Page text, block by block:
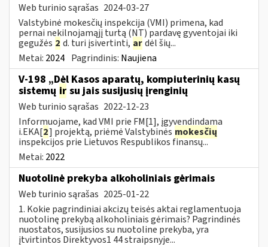
Web turinio sąrašas 2024-03-27
Valstybinė mokesčių inspekcija (VMI) primena, kad
pernai nekilnojamąjį turtą (NT) pardavę gyventojai iki
gegužės 2 d. turi įsivertinti, ardėl šių...
Metai: 2024 Pagrindinis: Naujiena
V-198 „Dėl Kasos aparatų, kompiuterinių kasų
sistemų ir su jais susijusių įrenginių
Web turinio sąrašas 2022-12-23
Informuojame, kad VMI prie FM[1], įgyvendindama
i.EKA[2] projektą, priėmė Valstybinės mokesčių
inspekcijos prie Lietuvos Respublikos finansų...
Metai: 2022
Nuotolinė prekyba alkoholiniais gėrimais
Web turinio sąrašas 2025-01-22
1. Kokie pagrindiniai akcizų teisės aktai reglamentuoja
nuotolinę prekybą alkoholiniais gėrimais? Pagrindinės
nuostatos, susijusios su nuotoline prekyba, yra
įtvirtintos Direktyvos1 44 straipsnyje...